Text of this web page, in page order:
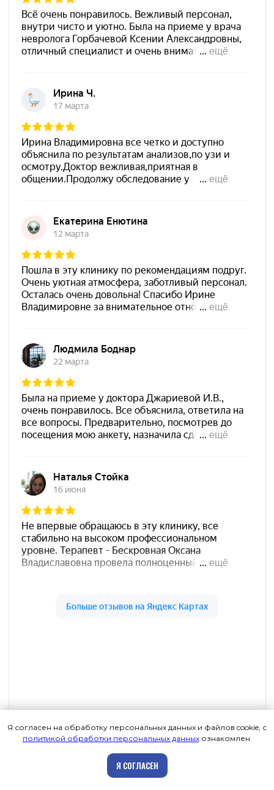
Записаться на приём
Я согласен на обработку персональных данных и файлов cookie, с
политикой обработки персональных данныхознакомлен.
Я СОГЛАСЕН